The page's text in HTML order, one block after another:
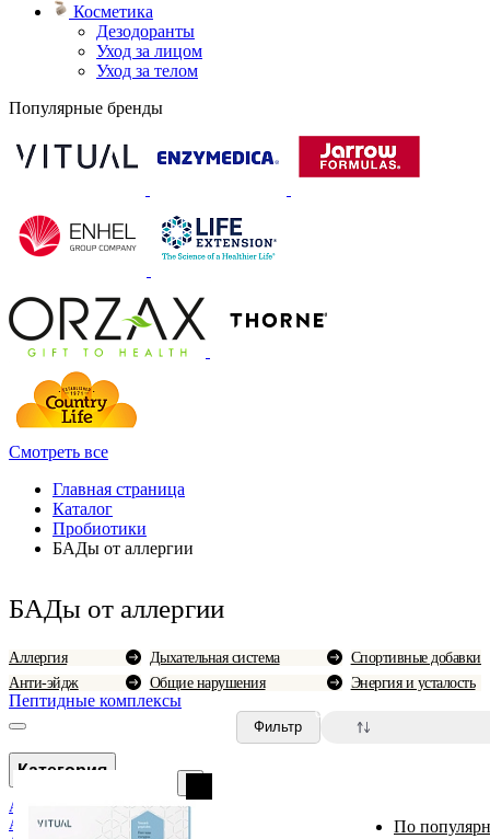
Косметика
Дезодоранты
Уход за лицом
Уход за телом
Популярные бренды
Смотреть все
Главная страница
Каталог
Пробиотики
БАДы от аллергии
БАДы от аллергии
Аллергия
Анти-эйдж
Дыхательная система
Общие нарушения
Спортивные добавки
Энергия и усталость
Пептидные комплексы
Категория
Аллергия
Анемия и болезни крови
Фильтр
0
По